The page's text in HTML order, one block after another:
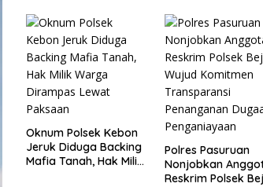
Trenggalek
Secara Cuma-cuma
Oknum Polsek Kebon
Jeruk Diduga Backing
Mafia Tanah, Hak Milik
Polres Pasuruan
Nonjobkan
Reskrim Polsek